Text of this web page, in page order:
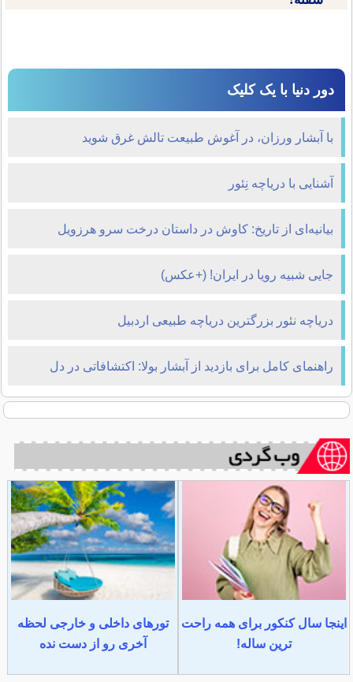
دور دنیا با یک کلیک
با آبشار ورزان، در آغوش طبیعت تالش غرق شوید
آشنایی با دریاچه نِئور
بیانیه‌ای از تاریخ: کاوش در داستان درخت سرو هرزویل
جایی شبیه رویا در ایران! (+عکس)
دریاچه نئور بزرگترین دریاچه طبیعی اردبیل
راهنمای کامل برای بازدید از آبشار بولا: اکتشافاتی در دل
طبیعت
اینجا سال کنکور برای همه راحت
ترین ساله!
تورهای داخلی و خارجی لحظه
آخری رو از دست نده